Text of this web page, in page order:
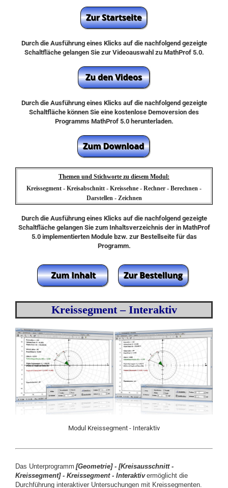
Durch die Ausführung eines Klicks auf die nachfolgend gezeigte
Schaltfläche gelangen Sie zur Videoauswahl zu MathProf 5.0.
Durch die Ausführung eines Klicks auf die nachfolgend gezeigte
Schaltfläche können Sie eine kostenlose Demoversion des
Programms MathProf 5.0 herunterladen.
Themen und Stichworte zu diesem Modul:
Kreissegment - Kreisabschnitt - Kreissehne - Rechner - Berechnen -
Darstellen - Zeichnen
Durch die Ausführung eines Klicks auf die nachfolgend gezeigte
Schaltfläche gelangen Sie zum Inhaltsverzeichnis der in MathProf
5.0 implementierten Module bzw. zur Bestellseite für das
Programm.
Kreissegment – Interaktiv
Modul Kreissegment - Interaktiv
Das Unterprogramm [Geometrie]- [Kreisausschnitt -
Kreissegment] - Kreissegment - Interaktiv ermöglicht die
Durchführung interaktiver Untersuchungen mit Kreissegmenten.